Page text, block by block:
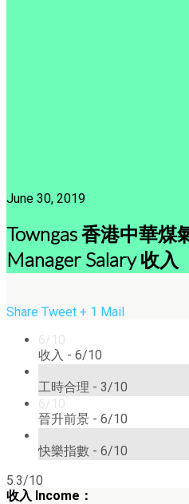
June 30, 2019
Towngas 香港中華煤
Manager Salary 收入
Share Tweet + 1 Mail
6/10
收入 - 6/10
工時合理 - 3/10
6/10
晉升前景 - 6/10
快樂指數 - 6/10
5.3/10
收入 Income：